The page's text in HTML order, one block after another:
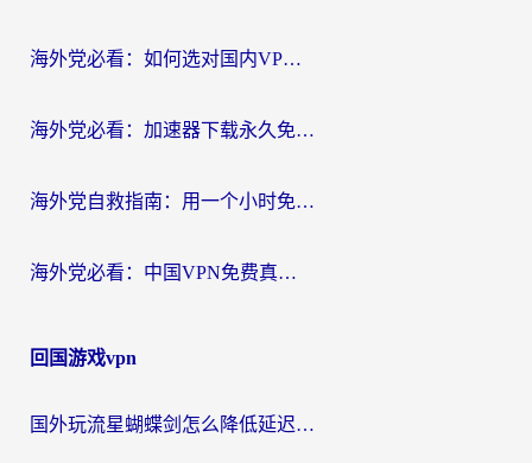
海外党必看：如何选对国内VPN，实现无缝访问国内资源？
海外党必看：加速器下载永久免费版真的存在吗？教你无缝访问国内资源的正确姿势
海外党自救指南：用一个小时免费加速器，轻松打破国内资源访问壁垒？
海外党必看：中国VPN免费真的靠谱吗？手把手教你选对回国加速器
回国游戏vpn
国外玩流星蝴蝶剑怎么降低延迟？海外党必看的加速秘籍（含欧洲鸣潮&彩虹岛优化攻略）